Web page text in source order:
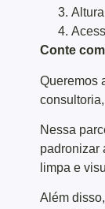
Conte
Queremos
Nessa
padronizar
limpa e
Além